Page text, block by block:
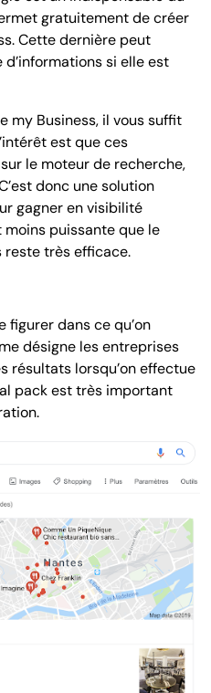
gratuitement de créer
Cette dernière peut
si elle est
my Business, il vous suffit
est que ces
le moteur de recherche,
donc une solution
gagner en visibilité
puissante que le
reste très efficace.
figurer dans ce qu’on
désigne les entreprises
résultats lorsqu’on effectue
pack est très important